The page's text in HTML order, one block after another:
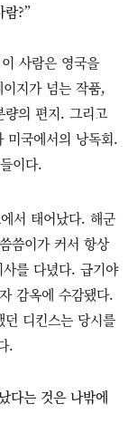
?”
사람은 영국을
지가 넘는 작품,
량의 편지. 그리고
미국에서의 낭독회.
이다.
서 태어났다. 해군
씀이가 커서 항상
를 다녔다. 급기야
감옥에 수감됐다.
디킨스는 당시를
.
다는 것은 나밖에